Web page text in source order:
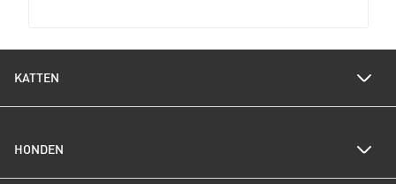
KATTEN
Een gezond gewicht voor je kat
HONDEN